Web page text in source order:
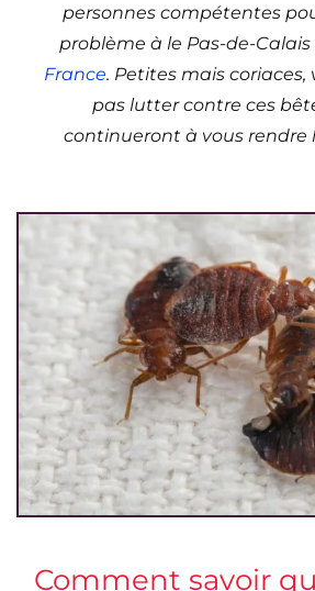
personnes compétentes
problème à le Pas-de-Calais
France. Petites mais coriaces,
pas lutter contre ces
continueront à vous rendre
Comment savoir